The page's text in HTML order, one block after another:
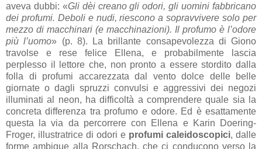
aveva dubbi: «Gli dèi creano gli odori, gli uomini fabbricano
dei profumi. Deboli e nudi, riescono a sopravvivere solo per
mezzo di macchinari (e macchinazioni). Il profumo è l’odore
più l’uomo» (p. 8). La brillante consapevolezza di Giono
travolse e rese felice Ellena, e probabilmente lascia
perplesso il lettore che, non pronto a essere stordito dalla
folla di profumi accarezzata dal vento dolce delle belle
giornate o dagli spruzzi convulsi e aggressivi dei negozi
illuminati al neon, ha difficoltà a comprendere quale sia la
concreta differenza tra profumo e odore. Ed è esattamente
questa la via da percorrere con Ellena e Karin Doering-
Froger, illustratrice di odori e profumi caleidoscopici, dalle
forme ambigue alla Rorschach, che ci conducono verso la